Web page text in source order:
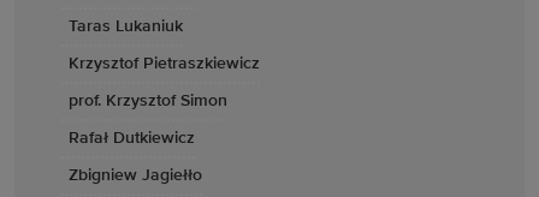
Taras Lukaniuk
Krzysztof Pietraszkiewicz
prof. Krzysztof Simon
Rafał Dutkiewicz
Zbigniew Jagiełło